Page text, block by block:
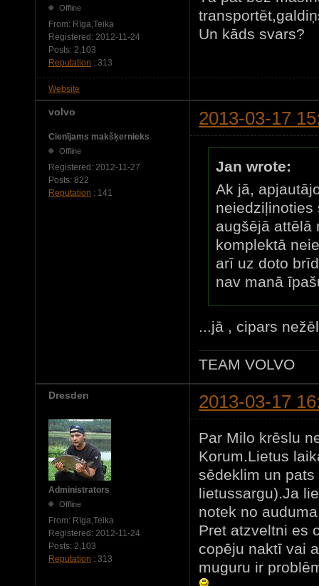
Offline
From: Rīga,Teika
Registered: 2012-11-24
Posts: 2,103
Reputation : 313
Un kāds svars?
Website
volvo 2013-03-17
Cienījams makšķernieks
Offline
Registered: 2012-11-27
Posts: 822
Reputation : 141
Jan wrote:
Ak jā,
neiedziļinoties
augšējā attēlā
komplektā
arī uz doto
nav manā
...jā , cipars
TEAM VOLVO
Dresden 2013-03-17
Administrators
Offline
From: Rīga,Teika
Registered: 2012-11-24
Posts: 2,103
Reputation : 313
Par Milo krēslu
Korum.Lietus
sēdeklim un
lietussargu).Ja
notek no
Pret atzveltni es
copēju naktī vai
muguru ir